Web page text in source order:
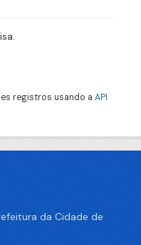
registros usando a API
da Cidade de